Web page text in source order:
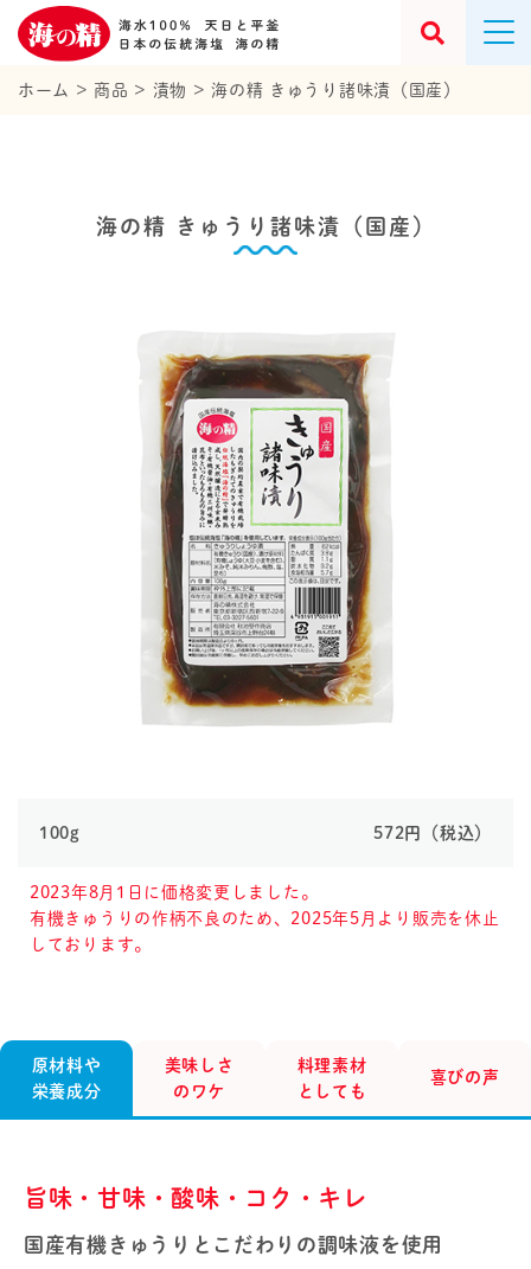
ホーム > 商品 > 漬物 >海の精 きゅうり諸味漬（国産）
海の精 きゅうり諸味漬（国産）
100g 572円（税込）
2023年8月1日に価格変更しました。
有機きゅうりの作柄不良のため、2025年5月より販売を休止
しております。
原材料や
栄養成分
美味しさ
のワケ
料理素材
としても
喜びの声
旨味・甘味・酸味・コク・キレ
国産有機きゅうりとこだわりの調味液を使用